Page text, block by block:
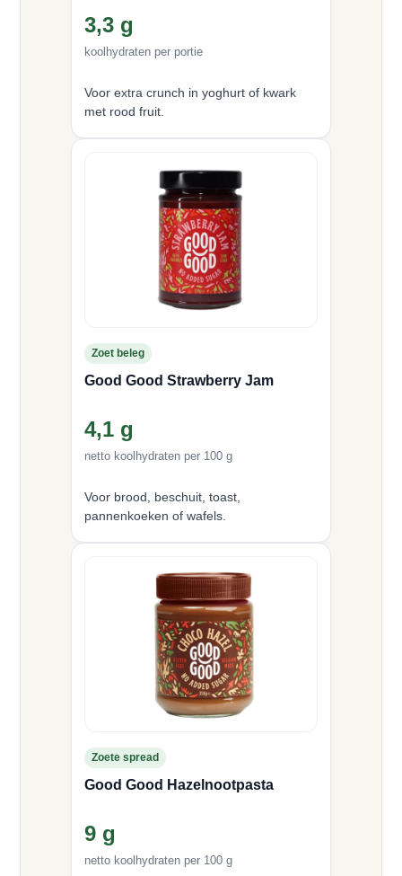
3,3 g
koolhydraten per portie
Voor extra crunch in yoghurt of kwark
met rood fruit.
Zoet beleg
Good Good Strawberry Jam
4,1 g
netto koolhydraten per 100 g
Voor brood, beschuit, toast,
pannenkoeken of wafels.
Zoete spread
Good Good Hazelnootpasta
9 g
netto koolhydraten per 100 g